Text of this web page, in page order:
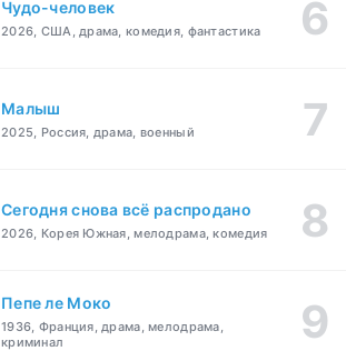
Чудо-человек
2026, США, драма, комедия, фантастика
Малыш
2025, Россия, драма, военный
Сегодня снова всё распродано
2026, Корея Южная, мелодрама, комедия
Пепе ле Моко
1936, Франция, драма, мелодрама,
криминал